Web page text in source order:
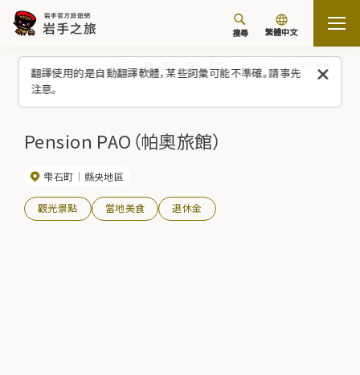
翻譯使用的是自動翻譯軟體，某些詞彙可能不準確。請事先
注意。
搜尋 繁體中文
觀光景點／體驗（清單）
Pension PAO（帕奧旅館）
雫石町 縣央地區
觀光景點 當地美食 退休金